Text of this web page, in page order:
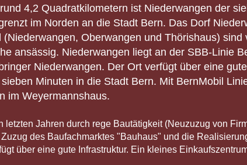
4,2 Quadratkilometern ist Niederwangen der
im Norden an die Stadt Bern. Das Dorf
(Niederwangen, Oberwangen und Thörishaus)
ansässig. Niederwangen liegt an der SBB-Linie
Niederwangen. Der Ort verfügt über eine
Minuten in die Stadt Bern. Mit BernMobil
im Weyermannshaus.
letzten Jahren durch rege Bautätigkeit (Neuzuzug von
des Baufachmarktes "Bauhaus" und die
über eine gute Infrastruktur. Ein kleines